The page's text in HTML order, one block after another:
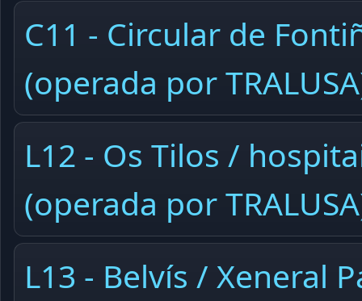
C11 - Circular de
(operada por
L12 - Os Tilos /
(operada por
L13 - Belvís / Xeneral